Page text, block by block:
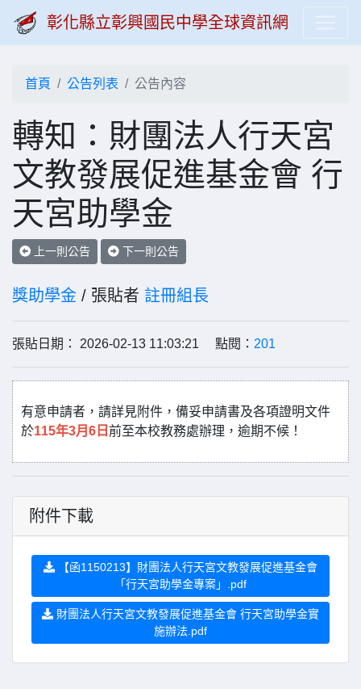
彰化縣立彰興國民中學全球資訊網
首頁 公告列表 公告內容
轉知：財團法人行天宮
文教發展促進基金會 行
天宮助學金
上一則公告 下一則公告
獎助學金 / 張貼者 註冊組長
張貼日期： 2026-02-13 11:03:21 點閱： 201
有意申請者，請詳見附件，備妥申請書及各項證明文件
於115年3月6日 前至本校教務處辦理，逾期不候！
附件下載
【函1150213】財團法人行天宮文教發展促進基金會
「行天宮助學金專案」.pdf
財團法人行天宮文教發展促進基金會 行天宮助學金實
施辦法.pdf